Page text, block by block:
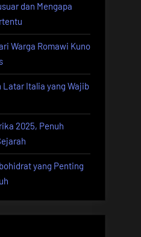
dan Mengapa
Warga Romawi Kuno
Latar Italia yang Wajib
2025, Penuh
yang Penting